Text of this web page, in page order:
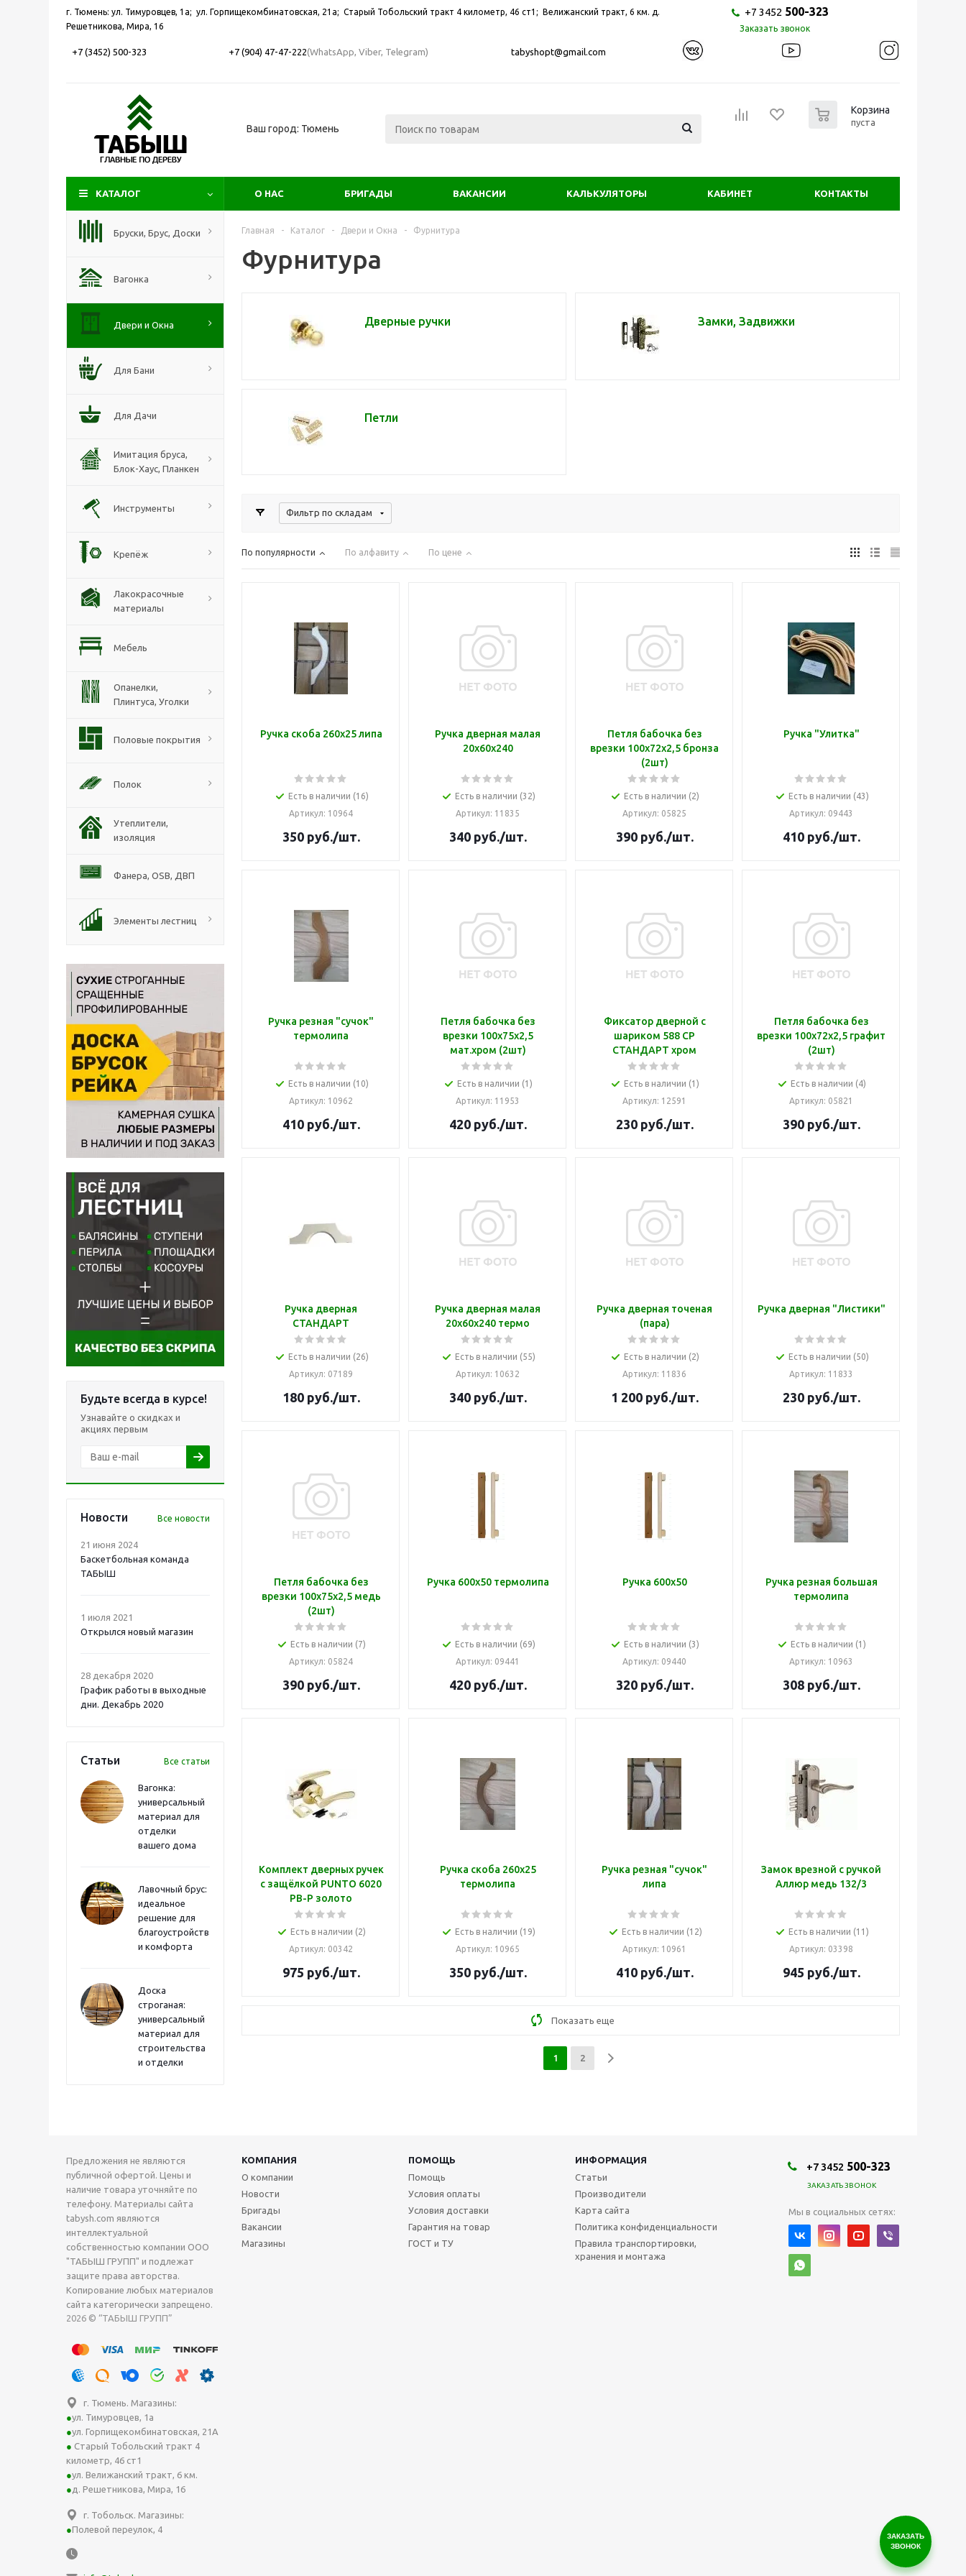
г. Тюмень: ул. Тимуровцев, 1а; ул. Горпищекомбинатовская, 21а; ​Старый Тобольский тракт 4 километр, 46 ст1; Велижанский тракт, 6 км. д.
Решетникова, Мира, 16
+7 3452 500-323
Заказать звонок
+7 (3452) 500-323 +7 (904) 47-47-222(WhatsApp, Viber, Telegram) tabyshopt@gmail.com
Ваш город: Тюмень
Корзина
пуста
КАТАЛОГ О НАС БРИГАДЫ ВАКАНСИИ КАЛЬКУЛЯТОРЫ КАБИНЕТ КОНТАКТЫ
Бруски, Брус, Доски
Вагонка
Двери и Окна
Для Бани
Для Дачи
Имитация бруса,
Блок-Хаус, Планкен
Инструменты
Крепёж
Лакокрасочные
материалы
Мебель
Опанелки,
Плинтуса, Уголки
Половые покрытия
Полок
Утеплители,
изоляция
Фанера, ОSB, ДВП
Элементы лестниц
Будьте всегда в курсе!
Узнавайте о скидках и
акциях первым
Новости Все новости
21 июня 2024
Баскетбольная команда
ТАБЫШ
1 июля 2021
Открылся новый магазин
28 декабря 2020
График работы в выходные
дни. Декабрь 2020
Статьи Все статьи
Вагонка:
универсальный
материал для
отделки
вашего дома
Лавочный брус:
идеальное
решение для
благоустройства
и комфорта
Доска
строганая:
универсальный
материал для
строительства
и отделки
Главная - Каталог - Двери и Окна - Фурнитура
Фурнитура
Дверные ручки Замки, Задвижки
Петли
Фильтр по складам
По популярности По алфавиту По цене
Ручка скоба 260х25 липа
Есть в наличии (16)
Артикул: 10964
350руб./шт.
Ручка дверная малая
20х60х240
Есть в наличии (32)
Артикул: 11835
340руб./шт.
Петля бабочка без
врезки 100х72х2,5 бронза
(2шт)
Есть в наличии (2)
Артикул: 05825
390руб./шт.
Ручка "Улитка"
Есть в наличии (43)
Артикул: 09443
410руб./шт.
Ручка резная "сучок"
термолипа
Есть в наличии (10)
Артикул: 10962
410руб./шт.
Петля бабочка без
врезки 100х75х2,5
мат.хром (2шт)
Есть в наличии (1)
Артикул: 11953
420руб./шт.
Фиксатор дверной с
шариком 588 СP
СТАНДАРТ хром
Есть в наличии (1)
Артикул: 12591
230руб./шт.
Петля бабочка без
врезки 100х72х2,5 графит
(2шт)
Есть в наличии (4)
Артикул: 05821
390руб./шт.
Ручка дверная
СТАНДАРТ
Есть в наличии (26)
Артикул: 07189
180руб./шт.
Ручка дверная малая
20х60х240 термо
Есть в наличии (55)
Артикул: 10632
340руб./шт.
Ручка дверная точеная
(пара)
Есть в наличии (2)
Артикул: 11836
1 200руб./шт.
Ручка дверная "Листики"
Есть в наличии (50)
Артикул: 11833
230руб./шт.
Петля бабочка без
врезки 100х75х2,5 медь
(2шт)
Есть в наличии (7)
Артикул: 05824
390руб./шт.
Ручка 600х50 термолипа
Есть в наличии (69)
Артикул: 09441
420руб./шт.
Ручка 600х50
Есть в наличии (3)
Артикул: 09440
320руб./шт.
Ручка резная большая
термолипа
Есть в наличии (1)
Артикул: 10963
308руб./шт.
Комплект дверных ручек
с защёлкой PUNTO 6020
РВ-Р золото
Есть в наличии (2)
Артикул: 00342
975 руб./шт.
Ручка скоба 260х25
термолипа
Есть в наличии (19)
Артикул: 10965
350руб./шт.
Ручка резная "сучок"
липа
Есть в наличии (12)
Артикул: 10961
410руб./шт.
Замок врезной с ручкой
Аллюр медь 132/3
Есть в наличии (11)
Артикул: 03398
945 руб./шт.
Показать еще
1 2
Предложения не являются
публичной офертой. Цены и
наличие товара уточняйте по
телефону. Материалы сайта
tabysh.com являются
интеллектуальной
собственностью компании ООО
"ТАБЫШ ГРУПП" и подлежат
защите права авторства.
Копирование любых материалов
сайта категорически запрещено.
2026 © “ТАБЫШ ГРУПП”
г. Тюмень. Магазины:
ул. Тимуровцев, 1а
ул. Горпищекомбинатовская, 21А
Старый Тобольский тракт 4
километр, 46 ст1
ул. Велижанский тракт, 6 км.
д. Решетникова, Мира, 16
г. Тобольск. Магазины:
Полевой переулок, 4
КОМПАНИЯ ПОМОЩЬ
ИНФОРМАЦИЯ
О компании
Новости
Бригады
Вакансии
Магазины
Помощь
Условия оплаты
Условия доставки
Гарантия на товар
ГОСТ и ТУ
Статьи
Производители
Карта сайта
Политика конфиденциальности
Правила транспортировки,
хранения и монтажа
+7 3452 500-323
ЗАКАЗАТЬ ЗВОНОК
Мы в социальных сетях:
ЗАКАЗАТЬ
ЗВОНОК